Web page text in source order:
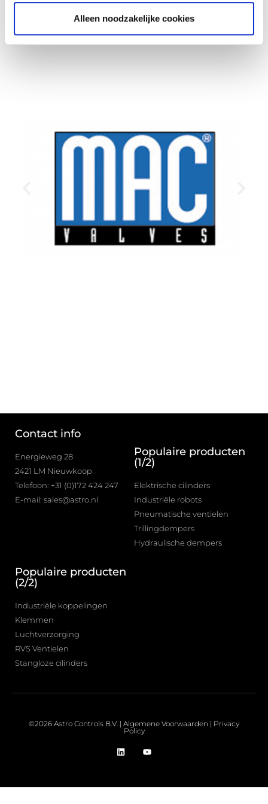
Alleen noodzakelijke cookies
Contact info
Energieweg 28
2421 LM Nieuwkoop
Telefoon: +31 (0)172 424 247
E-mail: sales@astro.nl
Populaire producten
(1/2)
Elektrische cilinders
Industriële robots
Pneumatische ventielen
Trillingdempers
Hydraulische dempers
Populaire producten
(2/2)
Industriële koppelingen
Klemmen
Luchtverzorging
RVS Ventielen
Stangloze cilinders
©2026 Astro Controls B.V. | Algemene Voorwaarden | Privacy
Policy